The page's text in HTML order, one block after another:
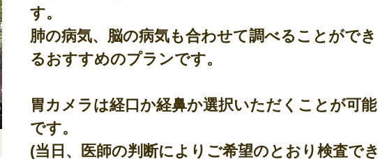
◎その他のポイント
◇日本人間ドック・予防医療学会が推奨する検査基準をクリアしております。
◇提携有料駐車場(サービス券)あり。
※注意事項
◇このプランは、インターネット申込みの方専用プランとなっております。
す。
肺の病気、脳の病気も合わせて調べることができ
るおすすめのプランです。
胃カメラは経口か経鼻か選択いただくことが可能
です。
(当日、医師の判断によりご希望のとおり検査でき